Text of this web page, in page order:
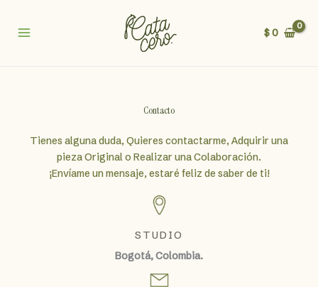
contenido
$0
Contacto
Tienes alguna duda, Quieres contactarme, Adquirir una
pieza Original o Realizar una Colaboración.
¡Envíame un mensaje, estaré feliz de saber de ti!
STUDIO
Bogotá, Colombia.